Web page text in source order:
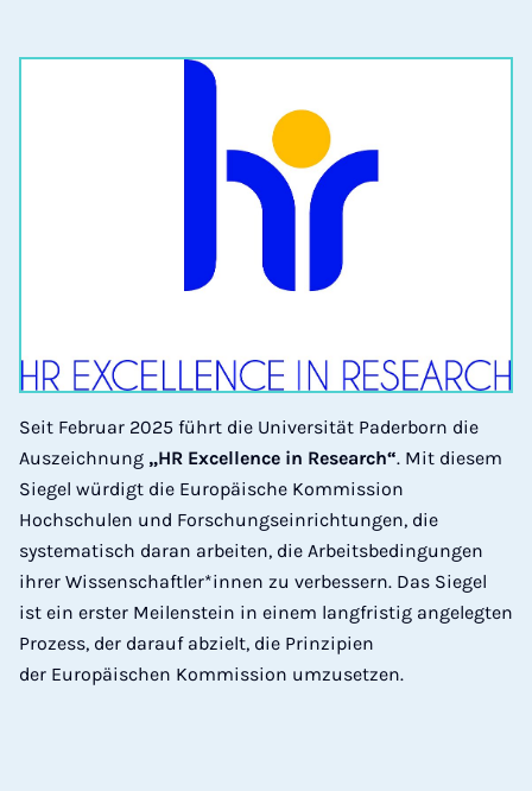
Seit Februar 2025 führt die Universität Paderborn die
Auszeichnung „HR Excellence in Research“. Mit diesem
Siegel würdigt die Europäische Kommission
Hochschulen und Forschungseinrichtungen, die
systematisch daran arbeiten, die Arbeitsbedingungen
ihrer Wissenschaftler*innen zu verbessern. Das Siegel
ist ein erster Meilenstein in einem langfristig angelegten
Prozess, der darauf abzielt, die Prinzipien
der Europäischen Kommission umzusetzen.